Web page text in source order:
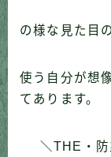
の様な見た目
使う自分が想
てあります。
＼THE・